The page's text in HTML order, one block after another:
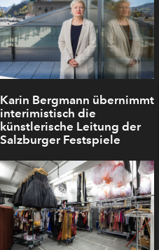
Karin Bergmann übernimmt
interimistisch die
künstlerische Leitung der
Salzburger Festspiele